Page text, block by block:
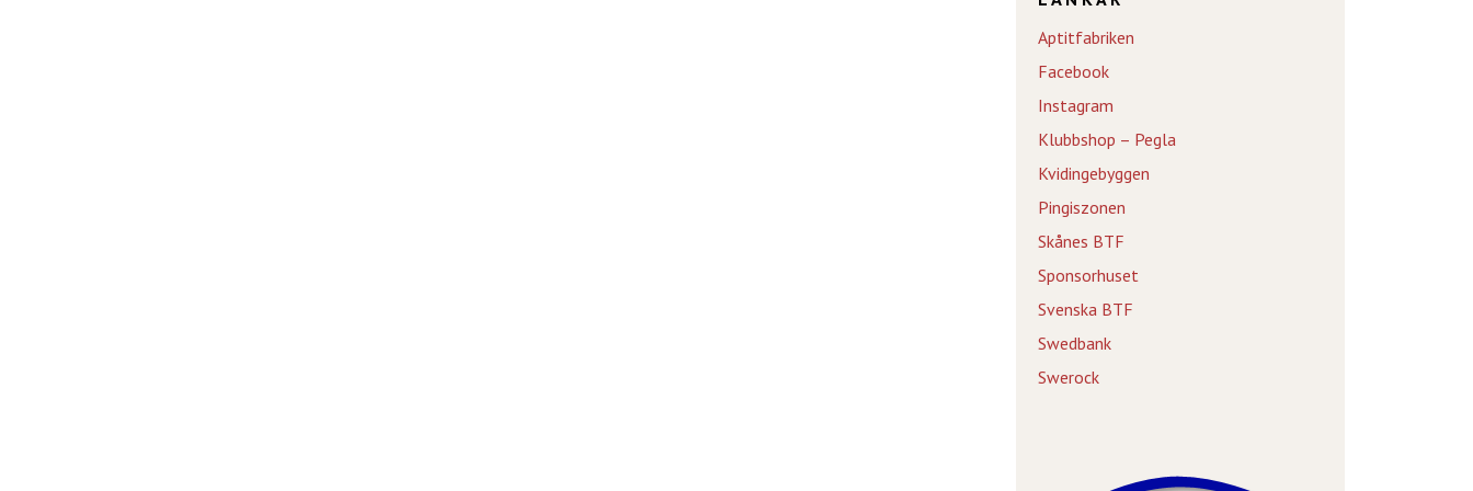
Aptitfabriken
Facebook
Instagram
Klubbshop – Pegla
Kvidingebyggen
Pingiszonen
Skånes BTF
Sponsorhuset
Svenska BTF
Swedbank
Swerock